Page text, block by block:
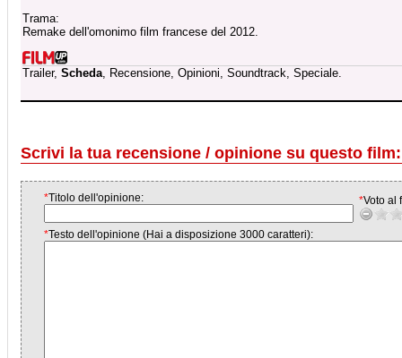
Trama:
Remake dell'omonimo film francese del 2012.
Trailer, Scheda, Recensione, Opinioni, Soundtrack, Speciale.
Scrivi la tua recensione / opinione su questo
*Titolo dell'opinione: *Voto al
*Testo dell'opinione (Hai a disposizione 3000 caratteri):